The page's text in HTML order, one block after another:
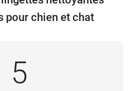
Elles sont de pH
sans parabène et
Beaphar
pour chien et chat
5